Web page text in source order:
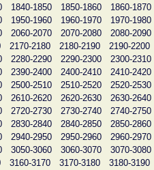
1840-1850 1850-1860
1860-1870
1950-1960 1960-1970
1970-1980
2060-2070 2070-2080
2080-2090
2170-2180 2180-2190
2190-2200
2280-2290 2290-2300
2300-2310
2390-2400 2400-2410
2410-2420
2500-2510 2510-2520
2520-2530
2610-2620 2620-2630
2630-2640
2720-2730 2730-2740
2740-2750
2830-2840 2840-2850
2850-2860
2940-2950 2950-2960
2960-2970
3050-3060 3060-3070
3070-3080
3160-3170 3170-3180
3180-3190